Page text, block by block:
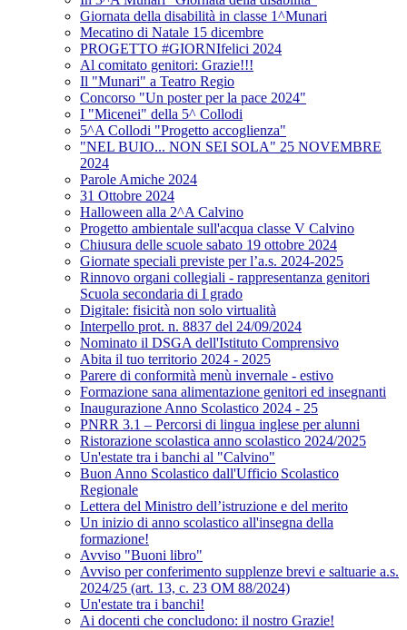
Giornata della disabilità in classe 1^Munari
Mecatino di Natale 15 dicembre
PROGETTO #GIORNIfelici 2024
Al comitato genitori: Grazie!!!
Il "Munari" a Teatro Regio
Concorso "Un poster per la pace 2024"
I "Micenei" della 5^ Collodi
5^A Collodi "Progetto accoglienza"
"NEL BUIO... NON SEI SOLA" 25 NOVEMBRE
2024
Parole Amiche 2024
31 Ottobre 2024
Halloween alla 2^A Calvino
Progetto ambientale sull'acqua classe V Calvino
Chiusura delle scuole sabato 19 ottobre 2024
Giornate speciali previste per l’a.s. 2024-2025
Rinnovo organi collegiali - rappresentanza genitori
Scuola secondaria di I grado
Digitale: fisicità non solo virtualità
Interpello prot. n. 8837 del 24/09/2024
Nominato il DSGA dell'Istituto Comprensivo
Abita il tuo territorio 2024 - 2025
Parere di conformità menù invernale - estivo
Formazione sana alimentazione genitori ed insegnanti
Inaugurazione Anno Scolastico 2024 - 25
PNRR 3.1 – Percorsi di lingua inglese per alunni
Ristorazione scolastica anno scolastico 2024/2025
Un'estate tra i banchi al "Calvino"
Buon Anno Scolastico dall'Ufficio Scolastico
Regionale
Lettera del Ministro dell’istruzione e del merito
Un inizio di anno scolastico all'insegna della
formazione!
Avviso "Buoni libro"
Avviso per conferimento supplenze brevi e saltuarie a.s.
2024/25 (art. 13, c. 23 OM 88/2024)
Un'estate tra i banchi!
Ai docenti che concludono: il nostro Grazie!